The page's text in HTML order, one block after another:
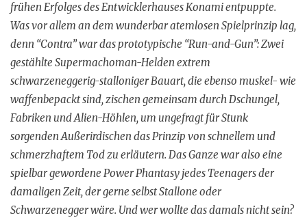
frühen Erfolges des Entwicklerhauses Konami entpuppte.
Was vor allem an dem wunderbar atemlosen Spielprinzip lag,
denn “Contra” war das prototypische “Run-and-Gun”: Zwei
gestählte Supermachoman-Helden extrem
schwarzeneggerig-stalloniger Bauart, die ebenso muskel- wie
waffenbepackt sind, zischen gemeinsam durch Dschungel,
Fabriken und Alien-Höhlen, um ungefragt für Stunk
sorgenden Außerirdischen das Prinzip von schnellem und
schmerzhaftem Tod zu erläutern. Das Ganze war also eine
spielbar gewordene Power Phantasy jedes Teenagers der
damaligen Zeit, der gerne selbst Stallone oder
Schwarzenegger wäre. Und wer wollte das damals nicht sein?